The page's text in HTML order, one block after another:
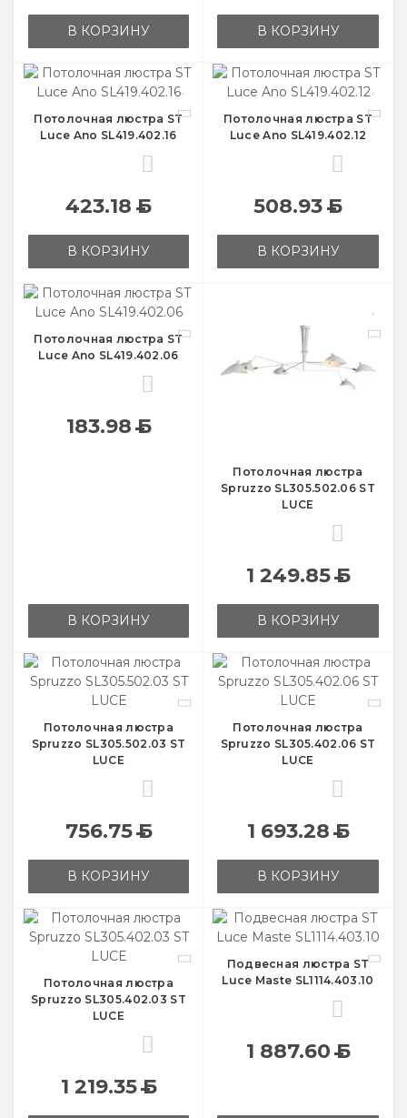
В КОРЗИНУ В КОРЗИНУ
Потолочная люстра ST
Luce Ano SL419.402.16
423.18Б
В КОРЗИНУ
Потолочная люстра ST
Luce Ano SL419.402.12
508.93Б
В КОРЗИНУ
Потолочная люстра ST
Luce Ano SL419.402.06
183.98Б
В КОРЗИНУ
Потолочная люстра
Spruzzo SL305.502.06 ST
LUCE
1 249.85Б
В КОРЗИНУ
Потолочная люстра
Spruzzo SL305.502.03 ST
LUCE
756.75Б
В КОРЗИНУ
Потолочная люстра
Spruzzo SL305.402.06 ST
LUCE
1 693.28Б
В КОРЗИНУ
Потолочная люстра
Spruzzo SL305.402.03 ST
LUCE
1 219.35Б
Подвесная люстра ST
Luce Maste SL1114.403.10
1 887.60Б